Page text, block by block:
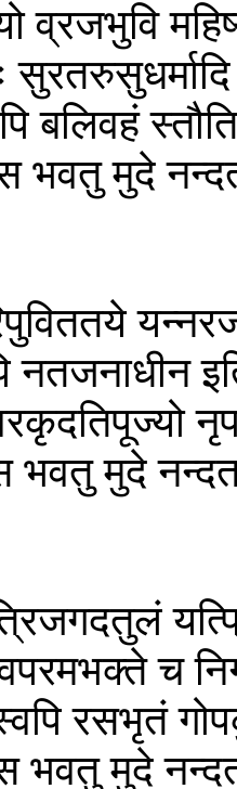
व्रजभुवि
सुरतरुसुधर्मादि
बलिवहं स्तौति
भवतु मुदे
नतजनाधीन
भवतु मुदे
च
रसभृतं
भवतु मुदे